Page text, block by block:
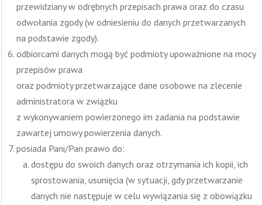
przewidziany w odrębnych przepisach prawa oraz do czasu
odwołania zgody (w odniesieniu do danych przetwarzanych
na podstawie zgody).
odbiorcami danych mogą być podmioty upoważnione na mocy
przepisów prawa
oraz podmioty przetwarzające dane osobowe na zlecenie
administratora w związku
z wykonywaniem powierzonego im zadania na podstawie
zawartej umowy powierzenia danych.
posiada Pani/Pan prawo do:
dostępu do swoich danych oraz otrzymania ich kopii, ich
sprostowania, usunięcia (w sytuacji, gdy przetwarzanie
danych nie następuje w celu wywiązania się z obowiązku